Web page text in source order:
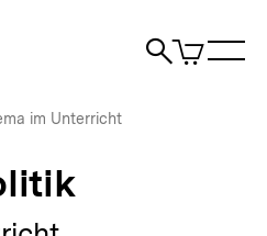
Suche
Artikel
im
im Unterricht